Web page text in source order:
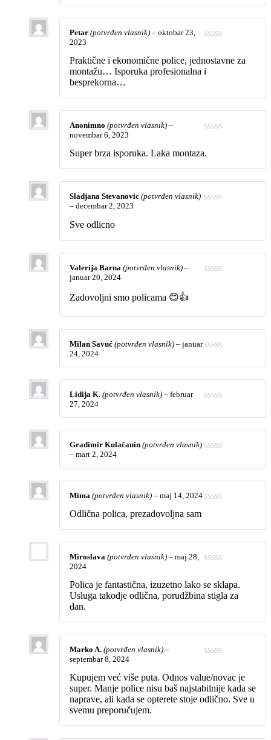
Petar (potvrđen vlasnik) – oktobar 23,
2023
Praktične i ekonomične police, jednostavne za
montažu… Isporuka profesionalna i
besprekorna…
Anonimno (potvrđen vlasnik) –
novembar 6, 2023
Super brza isporuka. Laka montaza.
Sladjana Stevanovic (potvrđen vlasnik)
– decembar 2, 2023
Sve odlicno
Valerija Barna (potvrđen vlasnik) –
januar 20, 2024
Zadovoljni smo policama 😊👍
Milan Savuć (potvrđen vlasnik) – januar
24, 2024
Lidija K. (potvrđen vlasnik) – februar
27, 2024
Gradimir Kulačanin (potvrđen vlasnik)
– mart 2, 2024
Mima (potvrđen vlasnik) – maj 14, 2024
Odlična polica, prezadovoljna sam
Miroslava (potvrđen vlasnik) – maj 28,
2024
Polica je fantastična, izuzetno lako se sklapa.
Usluga takodje odlična, porudžbina stigla za
dan.
Marko A. (potvrđen vlasnik) –
septembar 8, 2024
Kupujem već više puta. Odnos value/novac je
super. Manje police nisu baš najstabilnije kada se
naprave, ali kada se opterete stoje odlično. Sve u
svemu preporučujem.